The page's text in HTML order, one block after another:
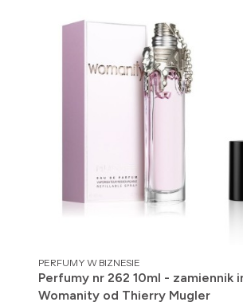
PRODUCENT
PERFUMY W BIZNESIE
Perfumy nr 262 10ml - zamiennik
Womanity od Thierry Mugler